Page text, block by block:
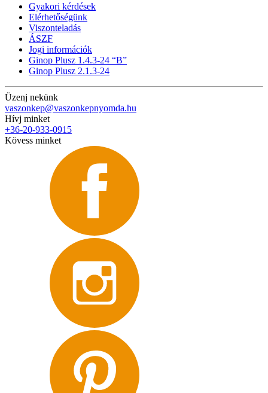
Gyakori kérdések
Elérhetőségünk
Viszonteladás
ÁSZF
Jogi információk
Ginop Plusz 1.4.3-24 “B”
Ginop Plusz 2.1.3-24
Üzenj nekünk
vaszonkep@vaszonkepnyomda.hu
Hívj minket
+36-20-933-0915
Kövess minket